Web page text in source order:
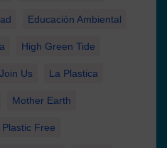
Educación Ambiental
High Green Tide
Join Us La Plastica
Mother Earth
Plastic Free